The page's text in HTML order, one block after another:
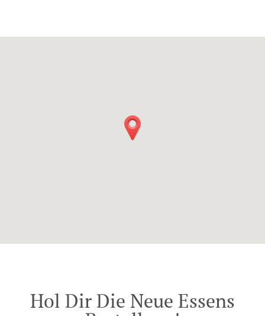
Hol Dir Die Neue Essens